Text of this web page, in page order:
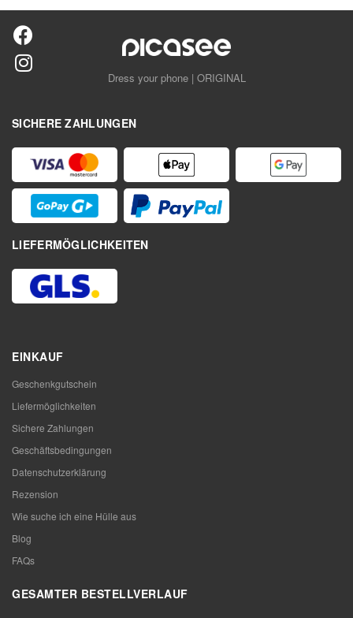
Dress your phone | ORIGINAL
SICHERE ZAHLUNGEN
LIEFERMÖGLICHKEITEN
EINKAUF
Geschenkgutschein
Liefermöglichkeiten
Sichere Zahlungen
Geschäftsbedingungen
Datenschutzerklärung
Rezension
Wie suche ich eine Hülle aus
Blog
FAQs
GESAMTER BESTELLVERLAUF